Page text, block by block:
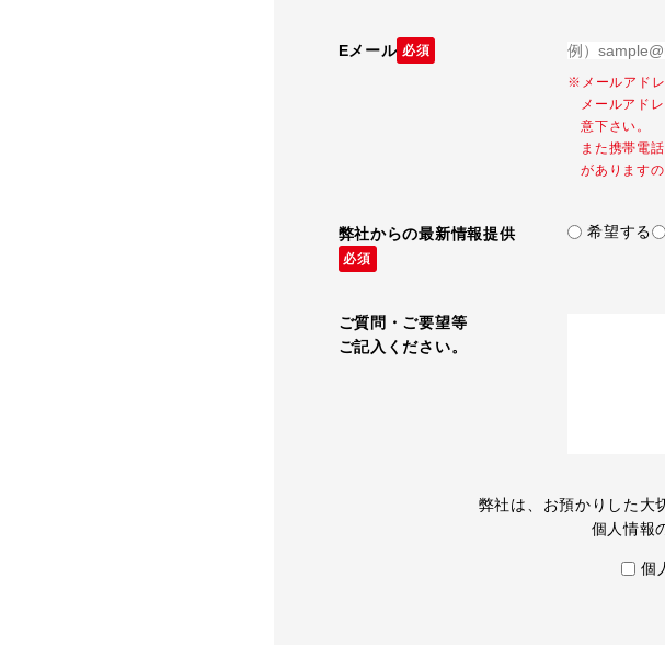
Eメール 必須
※メールアドレ
メールアド
意下さい。
また携帯電
があります
弊社からの最新情報提供
必須
希望する
ご質問・ご要望等
ご記入ください。
弊社は、お預かりした大
個人情報
個